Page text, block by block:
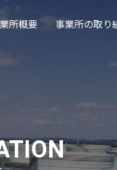
所概要 事業所の取り